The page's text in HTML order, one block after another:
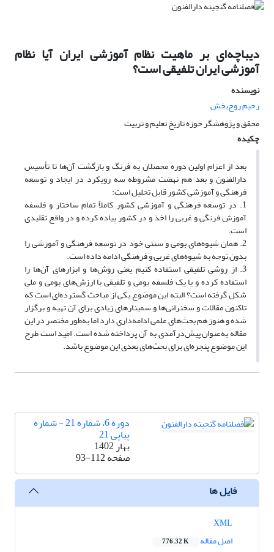
دیباچه‌ای بر ماهیت نظام آموزشی ایران آیا نظام
آموزشی ایران تلفیقی است؟
نویسنده
رحیم روح‌بخش
محقق و پژوهشگر حوزه تاریخ تعلیم و تربیت
چکیده
بعد از اعزام اولین دوره محصلان به فرنگ و بازگشت آن‌ها تا تأسیس
دارالفنون و بعد هم نهضت مشروطه سه رویکرد در ایجاد و توسعه
فرهنگی و آموزشی کشور قابل تحلیل است:
1. در توسعه فرهنگی و آموزشی کشور کاملاً تمام ساختار و فلسفه
آموزش فرنگی و غربی را اخذ و در کشور پیاده کرده و در واقع تقلیدی
است.
2. همان شیوه‌های بومی و سنتی خود در توسعه فرهنگی و آموزشی را
بدون توجه به شیوه‌های غربی و فرهنگی ادامه داده است.
3. از روشی تلفیقی استفاده کنیم یعنی روش‌ها و ابزارهای آن‌ها را
استفاده کرده و یا یک فلسفه بومی و تلفیقی با ارزش‌های بومی و ملی
شکل گرفته است؟ البته این موضوع یکی از مباحث گسترده‌ای است که
تاکنون مقالات و سخنرانی‌ها و سمینارهای زیادی برای آن تهیه و برگزار
شده و هنوز هم بحث‌های علمی ادامه‌داری دارد اما به‌طور مختصر در این
مقاله به‌عنوان پیش‌درآمدی به آن پرداخته شده است. امید است طرح
این موضوع پنجره‌ای برای بحث‌های بعدی این موضوع باشد.
دوره 6، شماره 21 - شماره
پیاپی 21
بهار 1402
صفحه93-112
فایل ها
اصل مقاله
776.32 K